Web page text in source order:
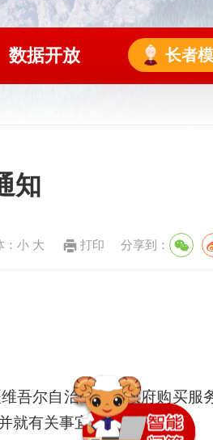
数据开放 长者
知
小 大 打印 分享到：
吾尔自治区本级政府购买服
就有关事宜通知如下: